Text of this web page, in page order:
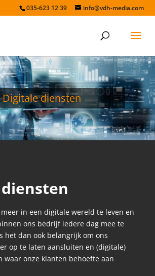
035-623 12 39 info@vdh-media.com
Digitale diensten
in een digitale wereld te leven en
ons bedrijf iedere dag mee te
het dan ook belangrijk om ons
op te laten aansluiten en (digitale)
waar onze klanten behoefte aan